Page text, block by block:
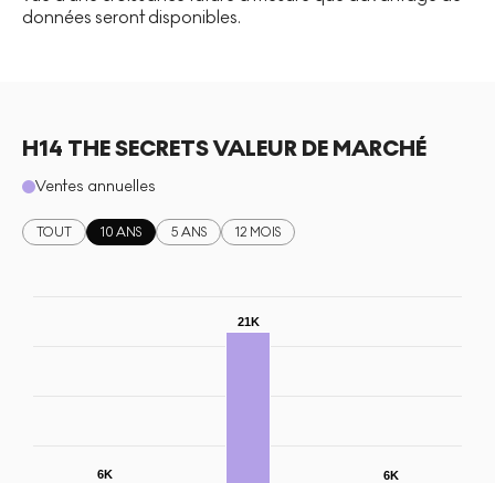
données seront disponibles.
H14 THE SECRETS VALEUR DE MARCHÉ
Ventes annuelles
TOUT 10 ANS 5 ANS 12 MOIS
6K
21K
6K